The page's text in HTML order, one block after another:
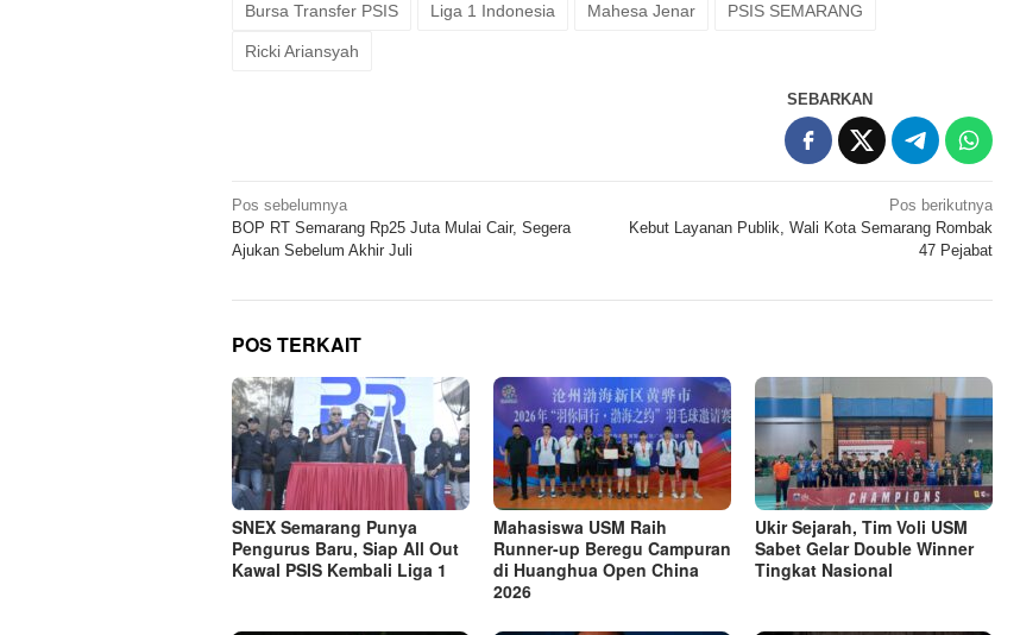
Bursa Transfer PSIS Liga 1 Indonesia Mahesa Jenar PSIS SEMARANG
Ricki Ariansyah
SEBARKAN
Navigasi
pos
Pos sebelumnya
BOP RT Semarang Rp25 Juta Mulai Cair, Segera
Ajukan Sebelum Akhir Juli
Pos berikutnya
Kebut Layanan Publik, Wali Kota Semarang Rombak
47 Pejabat
POS TERKAIT
SNEX Semarang Punya
Pengurus Baru, Siap All Out
Kawal PSIS Kembali Liga 1
Mahasiswa USM Raih
Runner-up Beregu Campuran
di Huanghua Open China
2026
Ukir Sejarah, Tim Voli USM
Sabet Gelar Double Winner
Tingkat Nasional